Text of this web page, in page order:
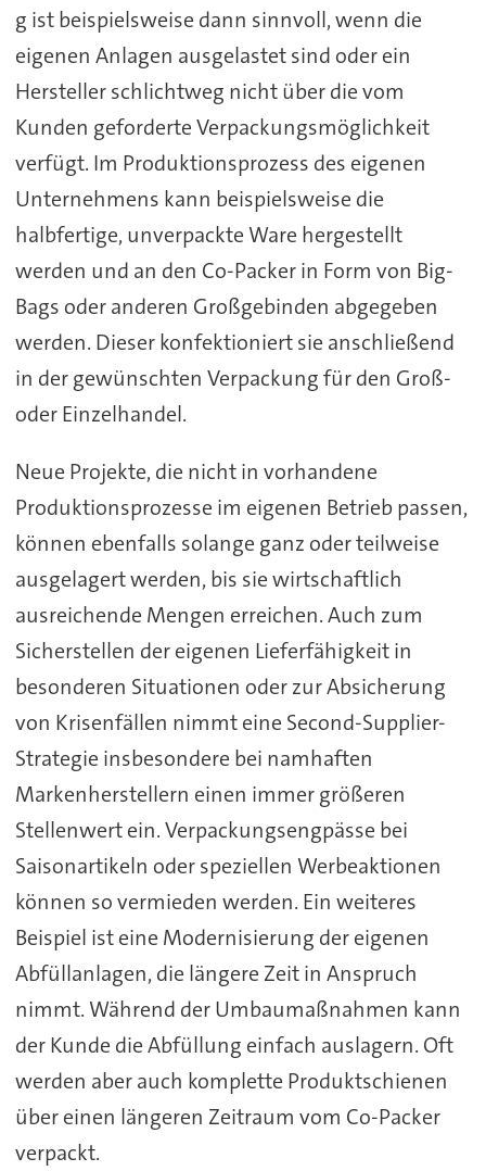
g ist beispielsweise dann sinnvoll, wenn die
eigenen Anlagen ausgelastet sind oder ein
Hersteller schlichtweg nicht über die vom
Kunden geforderte Verpackungsmöglichkeit
verfügt. Im Produktionsprozess des eigenen
Unternehmens kann beispielsweise die
halbfertige, unverpackte Ware hergestellt
werden und an den Co-Packer in Form von Big-
Bags oder anderen Großgebinden abgegeben
werden. Dieser konfektioniert sie anschließend
in der gewünschten Verpackung für den Groß-
oder Einzelhandel.
Neue Projekte, die nicht in vorhandene
Produktionsprozesse im eigenen Betrieb passen,
können ebenfalls solange ganz oder teilweise
ausgelagert werden, bis sie wirtschaftlich
ausreichende Mengen erreichen. Auch zum
Sicherstellen der eigenen Lieferfähigkeit in
besonderen Situationen oder zur Absicherung
von Krisenfällen nimmt eine Second-Supplier-
Strategie insbesondere bei namhaften
Markenherstellern einen immer größeren
Stellenwert ein. Verpackungsengpässe bei
Saisonartikeln oder speziellen Werbeaktionen
können so vermieden werden. Ein weiteres
Beispiel ist eine Modernisierung der eigenen
Abfüllanlagen, die längere Zeit in Anspruch
nimmt. Während der Umbaumaßnahmen kann
der Kunde die Abfüllung einfach auslagern. Oft
werden aber auch komplette Produktschienen
über einen längeren Zeitraum vom Co-Packer
verpackt.